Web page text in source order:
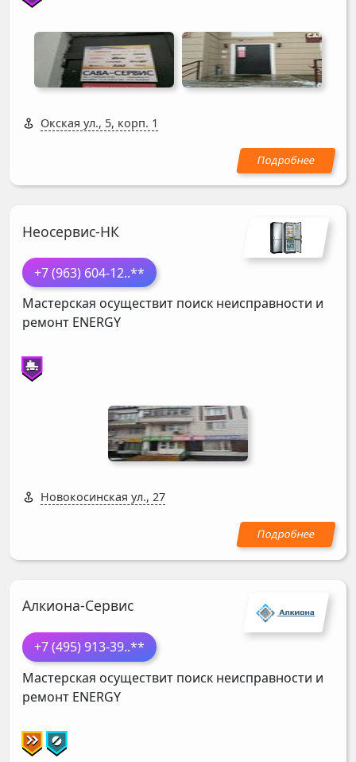
Окская ул., 5, корп. 1
Неосервис-НК
+7 (963) 604-12..**
Мастерская осуществит поиск неисправности и
ремонт ENERGY
Новокосинская ул., 27
Алкиона-Сервис
+7 (495) 913-39..**
Мастерская осуществит поиск неисправности и
ремонт ENERGY